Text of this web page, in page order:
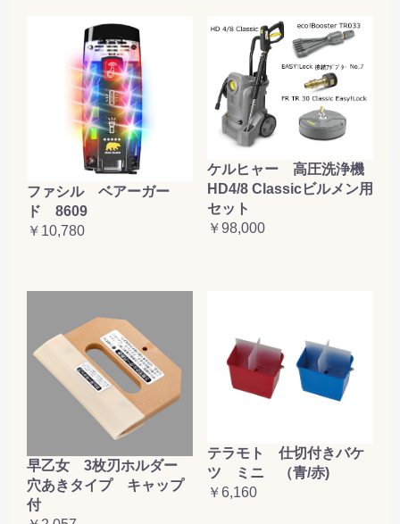
ファシル ベアーガー
ド 8609
￥10,780
ケルヒャー 高圧洗浄機
HD4/8 Classicビルメン用
セット
￥98,000
早乙女 3枚刃ホルダー
穴あきタイプ キャップ
付
テラモト 仕切付きバケ
ツ ミニ （青/赤)
￥6,160